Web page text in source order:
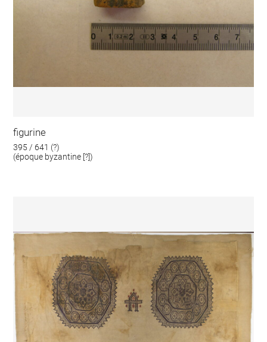
figurine
395 / 641 (?)
(époque byzantine [?])